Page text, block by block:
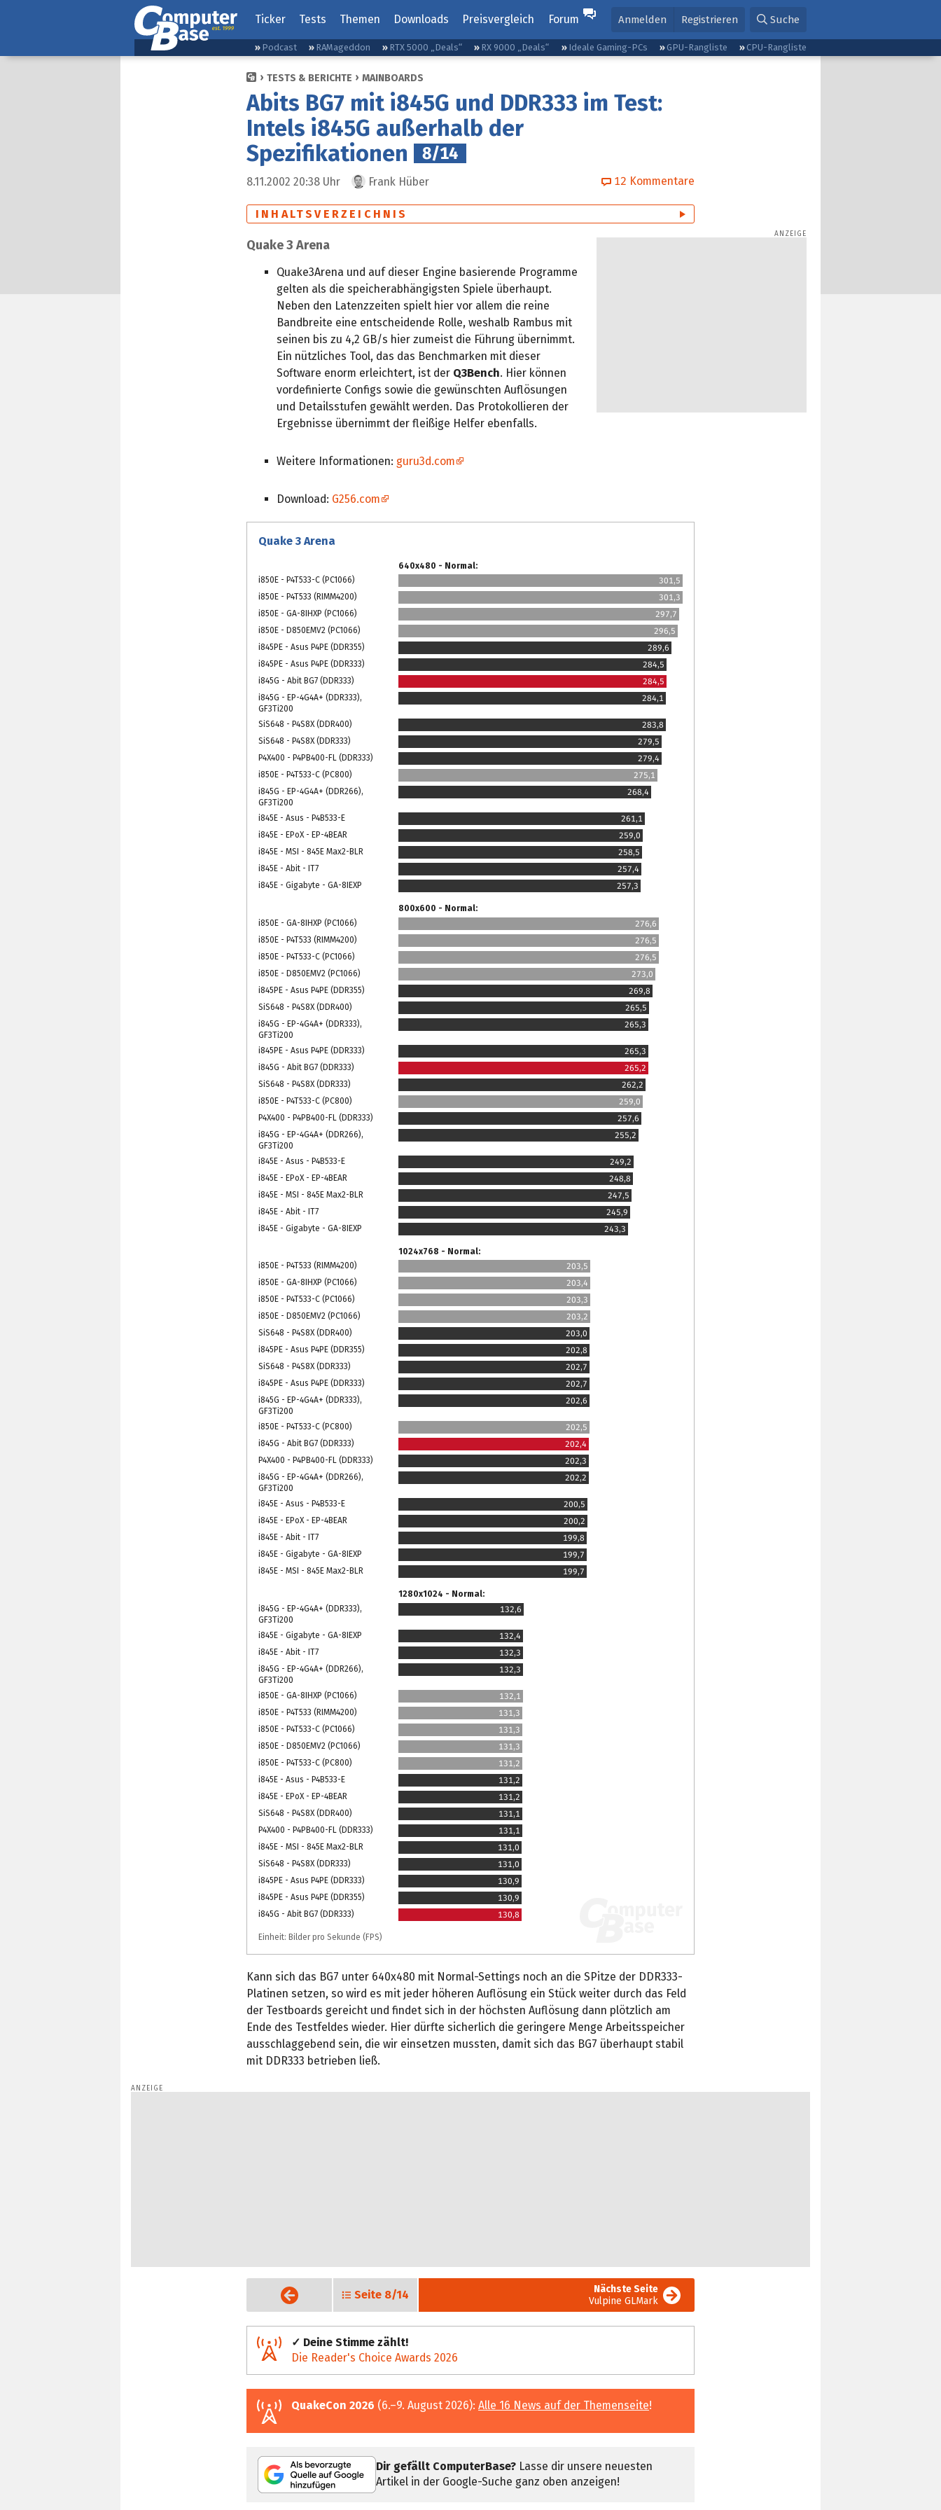
Ticker Tests Themen Downloads Preisvergleich Forum Anmelden Registrieren Suche
Podcast RAMageddon RTX 5000 „Deals“ RX 9000 „Deals“ Ideale Gaming-PCs GPU-Rangliste CPU-Rangliste
TESTS & BERICHTE MAINBOARDS
Abits BG7 mit i845G und DDR333 im Test:
Intels i845G außerhalb der
Spezifikationen
8/14
8.11.2002 20:38 Uhr Frank Hüber 12 Kommentare
INHALTSVERZEICHNIS
Quake 3 Arena
Quake3Arena und auf dieser Engine basierende Programme
gelten als die speicherabhängigsten Spiele überhaupt.
Neben den Latenzzeiten spielt hier vor allem die reine
Bandbreite eine entscheidende Rolle, weshalb Rambus mit
seinen bis zu 4,2 GB/s hier zumeist die Führung übernimmt.
Ein nützliches Tool, das das Benchmarken mit dieser
Software enorm erleichtert, ist der Q3Bench. Hier können
vordefinierte Configs sowie die gewünschten Auflösungen
und Detailsstufen gewählt werden. Das Protokollieren der
Ergebnisse übernimmt der fleißige Helfer ebenfalls.
Weitere Informationen: guru3d.com
Download: G256.com
Quake 3 Arena
640x480 - Normal:
i850E - P4T533-C (PC1066)
301,5
i850E - P4T533 (RIMM4200)
301,3
i850E - GA-8IHXP (PC1066)
297,7
i850E - D850EMV2 (PC1066)
296,5
i845PE - Asus P4PE (DDR355)
289,6
i845PE - Asus P4PE (DDR333)
284,5
i845G - Abit BG7 (DDR333)
284,5
i845G - EP-4G4A+ (DDR333),
GF3Ti200
284,1
SiS648 - P4S8X (DDR400)
283,8
SiS648 - P4S8X (DDR333)
279,5
P4X400 - P4PB400-FL (DDR333)
279,4
i850E - P4T533-C (PC800)
275,1
i845G - EP-4G4A+ (DDR266),
GF3Ti200
268,4
i845E - Asus - P4B533-E
261,1
i845E - EPoX - EP-4BEAR
259,0
i845E - MSI - 845E Max2-BLR
258,5
i845E - Abit - IT7
257,4
i845E - Gigabyte - GA-8IEXP
257,3
800x600 - Normal:
i850E - GA-8IHXP (PC1066)
276,6
i850E - P4T533 (RIMM4200)
276,5
i850E - P4T533-C (PC1066)
276,5
i850E - D850EMV2 (PC1066)
273,0
i845PE - Asus P4PE (DDR355)
269,8
SiS648 - P4S8X (DDR400)
265,5
i845G - EP-4G4A+ (DDR333),
GF3Ti200
265,3
i845PE - Asus P4PE (DDR333)
265,3
i845G - Abit BG7 (DDR333)
265,2
SiS648 - P4S8X (DDR333)
262,2
i850E - P4T533-C (PC800)
259,0
P4X400 - P4PB400-FL (DDR333)
257,6
i845G - EP-4G4A+ (DDR266),
GF3Ti200
255,2
i845E - Asus - P4B533-E
249,2
i845E - EPoX - EP-4BEAR
248,8
i845E - MSI - 845E Max2-BLR
247,5
i845E - Abit - IT7
245,9
i845E - Gigabyte - GA-8IEXP
243,3
1024x768 - Normal:
i850E - P4T533 (RIMM4200)
203,5
i850E - GA-8IHXP (PC1066)
203,4
i850E - P4T533-C (PC1066)
203,3
i850E - D850EMV2 (PC1066)
203,2
SiS648 - P4S8X (DDR400)
203,0
i845PE - Asus P4PE (DDR355)
202,8
SiS648 - P4S8X (DDR333)
202,7
i845PE - Asus P4PE (DDR333)
202,7
i845G - EP-4G4A+ (DDR333),
GF3Ti200
202,6
i850E - P4T533-C (PC800)
202,5
i845G - Abit BG7 (DDR333)
202,4
P4X400 - P4PB400-FL (DDR333)
202,3
i845G - EP-4G4A+ (DDR266),
GF3Ti200
202,2
i845E - Asus - P4B533-E
200,5
i845E - EPoX - EP-4BEAR
200,2
i845E - Abit - IT7
199,8
i845E - Gigabyte - GA-8IEXP
199,7
i845E - MSI - 845E Max2-BLR
199,7
1280x1024 - Normal:
i845G - EP-4G4A+ (DDR333),
GF3Ti200
132,6
i845E - Gigabyte - GA-8IEXP
132,4
i845E - Abit - IT7
132,3
i845G - EP-4G4A+ (DDR266),
GF3Ti200
132,3
i850E - GA-8IHXP (PC1066)
132,1
i850E - P4T533 (RIMM4200)
131,3
i850E - P4T533-C (PC1066)
131,3
i850E - D850EMV2 (PC1066)
131,3
i850E - P4T533-C (PC800)
131,2
i845E - Asus - P4B533-E
131,2
i845E - EPoX - EP-4BEAR
131,2
SiS648 - P4S8X (DDR400)
131,1
P4X400 - P4PB400-FL (DDR333)
131,1
i845E - MSI - 845E Max2-BLR
131,0
SiS648 - P4S8X (DDR333)
131,0
i845PE - Asus P4PE (DDR333)
130,9
i845PE - Asus P4PE (DDR355)
130,9
i845G - Abit BG7 (DDR333)
130,8
Einheit: Bilder pro Sekunde (FPS)
Kann sich das BG7 unter 640x480 mit Normal-Settings noch an die SPitze der DDR333-
Platinen setzen, so wird es mit jeder höheren Auflösung ein Stück weiter durch das Feld
der Testboards gereicht und findet sich in der höchsten Auflösung dann plötzlich am
Ende des Testfeldes wieder. Hier dürfte sicherlich die geringere Menge Arbeitsspeicher
ausschlaggebend sein, die wir einsetzen mussten, damit sich das BG7 überhaupt stabil
mit DDR333 betrieben ließ.
Vorige Seite Seite 8/14
Nächste Seite
Vulpine GLMark
✓ Deine Stimme zählt!
Die Reader's Choice Awards 2026
QuakeCon 2026 (6.–9. August 2026): Alle 16 News auf der Themenseite!
Dir gefällt ComputerBase? Lasse dir unsere neuesten
Artikel in der Google-Suche ganz oben anzeigen!